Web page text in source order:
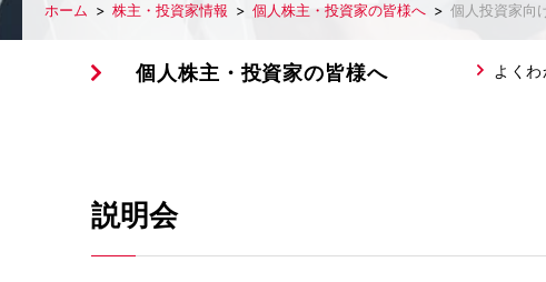
ホーム 株主・投資家情報 個人株主・投資家の皆様へ 個人投資家向
個人株主・投資家の皆様へ よく
説明会